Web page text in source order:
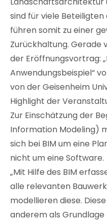
sind für viele
führen somit zu einer
Zurückhaltung. Gerade
der Eröffnungsvortrag:
Anwendungsbeispiel“
von der Geisenheim
Highlight der
Zur Einschätzung der
Information Modeling)
sich bei BIM um eine
nicht um eine Software.
„Mit Hilfe des BIM
alle relevanten
modellieren diese.
anderem als